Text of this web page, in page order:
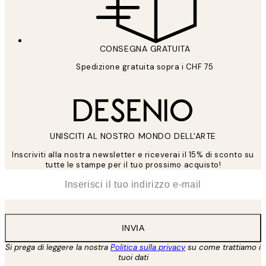
CONSEGNA GRATUITA
Spedizione gratuita sopra i CHF 75
UNISCITI AL NOSTRO MONDO DELL'ARTE
Inscriviti alla nostra newsletter e riceverai il 15% di sconto su
tutte le stampe per il tuo prossimo acquisto!
INVIA
Si prega di leggere la nostra Politica sulla privacysu come trattiamo i
tuoi dati